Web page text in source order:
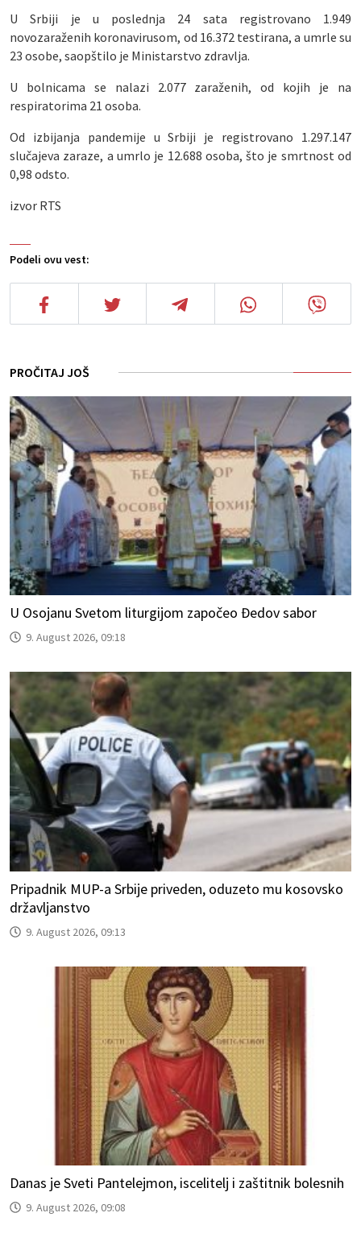
Podeli ovu vest:
U Srbiji je u poslednja 24 sata registrovano 1.949
novozaraženih koronavirusom, od 16.372 testirana, a umrle su
23 osobe, saopštilo je Ministarstvo zdravlja.
U bolnicama se nalazi 2.077 zaraženih, od kojih je na
respiratorima 21 osoba.
Od izbijanja pandemije u Srbiji je registrovano 1.297.147
slučajeva zaraze, a umrlo je 12.688 osoba, što je smrtnost od
0,98 odsto.
izvor RTS
PROČITAJ JOŠ
U Osojanu Svetom liturgijom započeo Đedov sabor
9. August 2026, 09:18
Pripadnik MUP-a Srbije priveden, oduzeto mu kosovsko
državljanstvo
9. August 2026, 09:13
Danas je Sveti Pantelejmon, iscelitelj i zaštitnik bolesnih
9. August 2026, 09:08